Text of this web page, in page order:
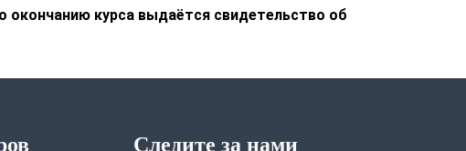
курса выдаётся свидетельство об
Следите за нами